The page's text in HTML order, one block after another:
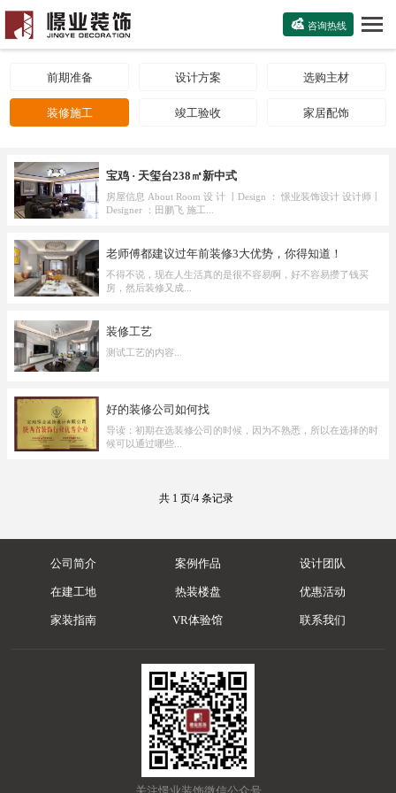
 咨询热线
前期准备 设计方案 选购主材
装修施工 竣工验收 家居配饰
宝鸡 · 天玺台238㎡新中式
房屋信息 About Room 设 计 丨Design ： 憬业装饰设计 设计师丨
Designer ：田鹏飞 施工...
老师傅都建议过年前装修3大优势，你得知道！
不得不说，现在人生活真的是很不容易啊，好不容易攒了钱买
房，然后装修又成...
装修工艺
测试工艺的内容...
好的装修公司如何找
导读：初期在选装修公司的时候，因为不熟悉，所以在选择的时
候可以通过哪些...
共 1 页/4 条记录
公司简介 案例作品 设计团队
在建工地 热装楼盘 优惠活动
家装指南 VR体验馆 联系我们